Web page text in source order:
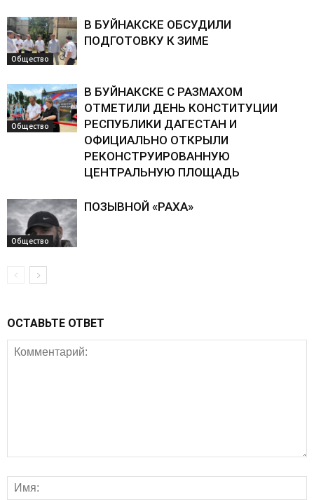
Общество
В БУЙНАКСКЕ ОБСУДИЛИ
ПОДГОТОВКУ К ЗИМЕ
Общество
В БУЙНАКСКЕ С РАЗМАХОМ
ОТМЕТИЛИ ДЕНЬ КОНСТИТУЦИИ
РЕСПУБЛИКИ ДАГЕСТАН И
ОФИЦИАЛЬНО ОТКРЫЛИ
РЕКОНСТРУИРОВАННУЮ
ЦЕНТРАЛЬНУЮ ПЛОЩАДЬ
Общество
ПОЗЫВНОЙ «РАХА»
ОСТАВЬТЕ ОТВЕТ